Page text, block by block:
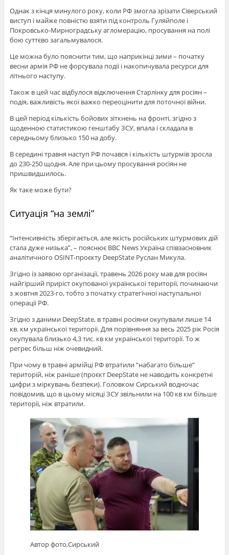
Однак з кінця минулого року, коли РФ змогла зрізати Сіверський
виступ і майже повністю взяти під контроль Гуляйполе і
Покровсько-Мирноградську агломерацію, просування на полі
бою суттєво загальмувалося.
Це можна було пояснити тим, що наприкінці зими – початку
весни армія РФ не форсувала події і накопичувала ресурси для
літнього наступу.
Також в цей час відбулося відключення Старлінку для росіян –
подія, важливість якої важко переоцінити для поточної війни.
В цей період кількість бойових зіткнень на фронті, згідно з
щоденною статистикою генштабу ЗСУ, впала і складала в
середньому близько 150 на добу.
В середині травня наступ РФ почався і кількість штурмів зросла
до 230-250 щодня. Але при цьому просування росіян не
пришвидшилось.
Як таке може бути?
Ситуація “на землі”
“Інтенсивність зберігається, але якість російських штурмових дій
стала дуже низька”, – пояснює ВВС News Україна співзасновник
аналітичного OSINT-проєкту DeepState Руслан Микула.
Згідно із заявою організації, травень 2026 року мав для росіян
найгірший приріст окупованої української території, починаючи
з жовтня 2023-го, тобто з початку стратегічної наступальної
операції РФ.
Згідно з даними DeepState, в травні росіяни окупували лише 14
кв. км української території. Для порівняння за весь 2025 рік Росія
окупувала близько 4,3 тис. кв км української території. То ж
регрес більш ніж очевидний.
При чому в травні армійці РФ втратили “набагато більше”
територій, ніж раніше (проєкт DeepState не наводить конкретні
цифри з міркувань безпеки). Головком Сирський водночас
повідомив, що в цьому місяці ЗСУ звільнили на 100 кв км більше
території, ніж втратили.
Автор фото,Сирський